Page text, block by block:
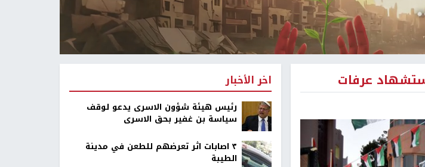
اخر الأخبار
رئيس هيئة شؤون الاسرى يدعو لوقف
سياسة بن غفير بحق الاسرى
٣ اصابات اثر تعرضهم للطعن في مدينة
الطيبة